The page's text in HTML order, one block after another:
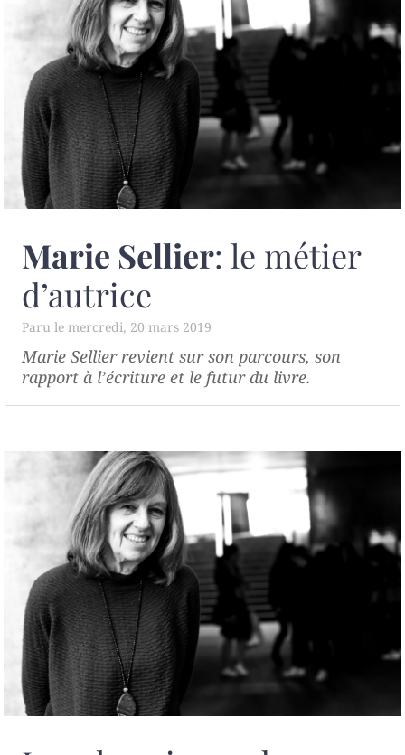
Marie Sellier: le métier
d’autrice
mercredi, 20 mars 2019
Marie Sellier revient sur son parcours, son
rapport à l’écriture et le futur du livre.